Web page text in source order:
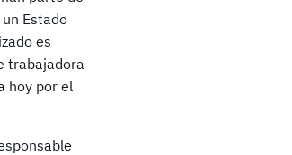
Estado
es
trabajadora
hoy por el